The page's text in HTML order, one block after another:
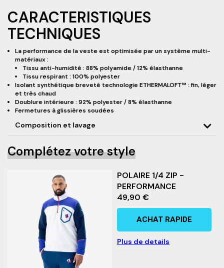
CARACTERISTIQUES
TECHNIQUES
La performance de la veste est optimisée par un système multi-
matériaux :
Tissu anti-humidité : 88% polyamide / 12% élasthanne
Tissu respirant : 100% polyester
Isolant synthétique breveté technologie ETHERMALOFT™ : fin, léger
et très chaud
Doublure intérieure : 92% polyester / 8% élasthanne
Fermetures à glissières soudées
Composition et lavage
Complétez votre style
POLAIRE 1/4 ZIP -
PERFORMANCE
49,90 €
ACHAT RAPIDE
Plus de details